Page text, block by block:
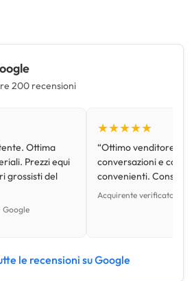
200 recensioni
Ottima
Prezzi equi
grossisti del
Google
★★★★★
“Ottimo venditore,
conversazioni e con
convenienti.
Acquirente verificato •
le recensioni su Google